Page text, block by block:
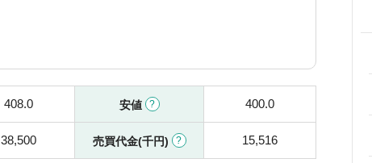
408.0 安値 400.0
38,500 売買代金(千円) 15,516